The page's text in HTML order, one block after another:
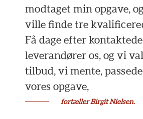
modtaget min opgave,
ville finde tre
Få dage efter
leverandører os, og vi
tilbud, vi mente,
vores opgave,
fortæller Birgit Nielsen.